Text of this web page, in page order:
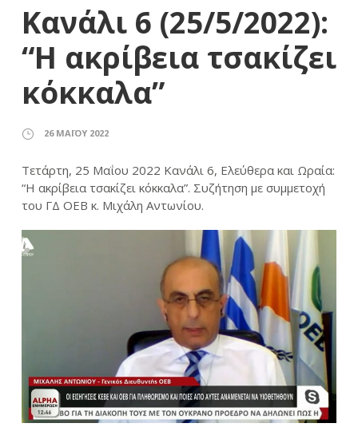
Κανάλι 6 (25/5/2022):
“Η ακρίβεια τσακίζει
κόκκαλα”
26 ΜΑΪ́ΟΥ 2022
Τετάρτη, 25 Μαΐου 2022 Κανάλι 6, Ελεύθερα και Ωραία:
“Η ακρίβεια τσακίζει κόκκαλα”. Συζήτηση με συμμετοχή
του ΓΔ ΟΕΒ κ. Μιχάλη Αντωνίου.